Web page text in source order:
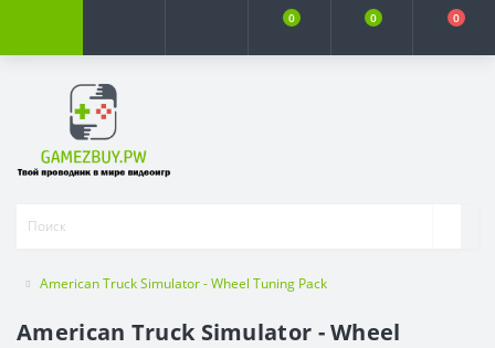
0 0 0
American Truck Simulator - Wheel Tuning Pack
American Truck Simulator - Wheel